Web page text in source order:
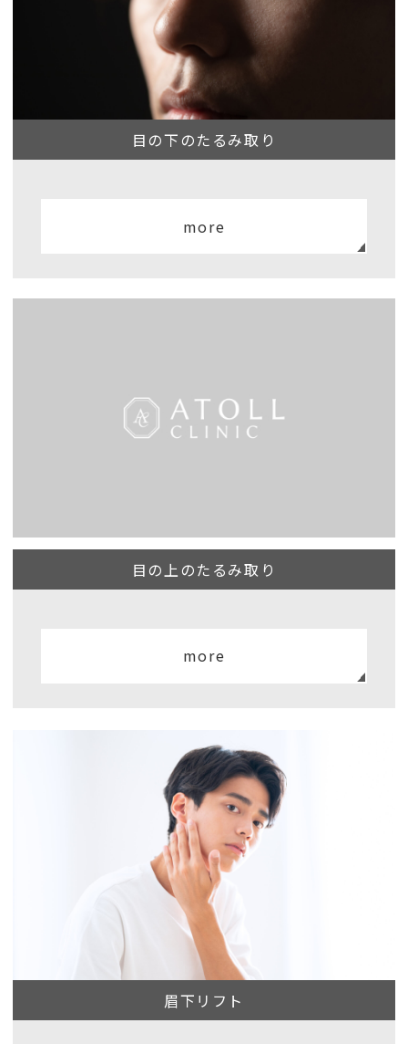
目の下のたるみ取り
more
目の上のたるみ取り
more
眉下リフト